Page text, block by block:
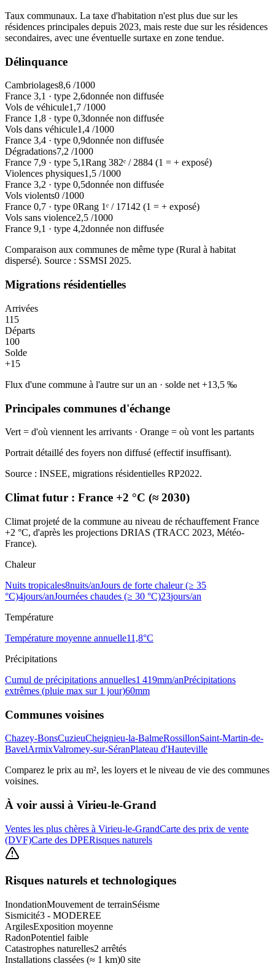
Taux communaux. La taxe d'habitation n'est plus due sur les
résidences principales depuis 2023, mais reste due sur les résidences
secondaires, avec une éventuelle surtaxe en zone tendue.
Délinquance
Cambriolages8,6 /1000
France 3,1 · type 2,6donnée non diffusée
Vols de véhicule1,7 /1000
France 1,8 · type 0,3donnée non diffusée
Vols dans véhicule1,4 /1000
France 3,4 · type 0,9donnée non diffusée
Dégradations7,2 /1000
France 7,9 · type 5,1Rang 382ᵉ /2884 (1 = + exposé)
Violences physiques1,5 /1000
France 3,2 · type 0,5donnée non diffusée
Vols violents0 /1000
France 0,7 · type 0Rang 1ᵉ / 17142 (1 = + exposé)
Vols sans violence2,5 /1000
France 9,1 · type 4,2donnée non diffusée
Comparaison aux communes de même type (Rural à habitat
dispersé). Source : SSMSI 2025.
Migrations résidentielles
Arrivées
115
Départs
100
Solde
+15
Flux d'une commune à l'autre sur un an · solde net +13,5 ‰
Principales communes d'échange
Vert = d'où viennent les arrivants · Orange = où vont les partants
Portrait détaillé des foyers non diffusé (effectif insuffisant).
Source : INSEE, migrations résidentielles RP2022.
Climat futur : France +2 °C (≈ 2030)
Climat projeté de la commune au niveau de réchauffement France
+2 °C, d'après les projections DRIAS (TRACC 2023, Météo-
France).
Chaleur
Nuits tropicales8nuits/anJours de forte chaleur (≥ 35
°C)4jours/anJournées chaudes (≥ 30 °C)23jours/an
Température
Température moyenne annuelle11,8°C
Précipitations
Cumul de précipitations annuelles1 419mm/anPrécipitations
extrêmes (pluie max sur 1 jour)60mm
Communes voisines
Chazey-BonsCuzieuCheignieu-la-BalmeRossillonSaint-Martin-de-
BavelArmixValromey-sur-SéranPlateau d'Hauteville
Comparez le prix au m², les loyers et le niveau de vie des communes
voisines.
À voir aussi à Virieu-le-Grand
Ventes les plus chères à Virieu-le-GrandCarte des prix de vente
(DVF)Carte des DPERisques naturels
Risques naturels et technologiques
InondationMouvement de terrainSéisme
Sismicité3 - MODEREE
ArgilesExposition moyenne
RadonPotentiel faible
Catastrophes naturelles2 arrêtés
Installations classées (≈ 1 km)0 site